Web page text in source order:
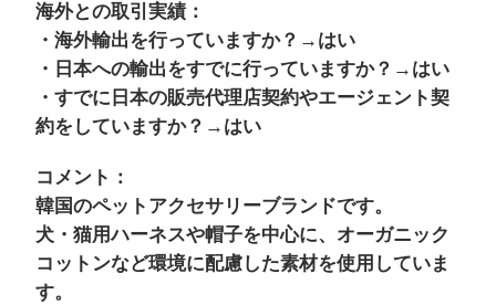
海外との取引実績：
・海外輸出を行っていますか？→はい
・日本への輸出をすでに行っていますか？→はい
・すでに日本の販売代理店契約やエージェント契
約をしていますか？→はい
コメント：
韓国のペットアクセサリーブランドです。
犬・猫用ハーネスや帽子を中心に、オーガニック
コットンなど環境に配慮した素材を使用していま
す。